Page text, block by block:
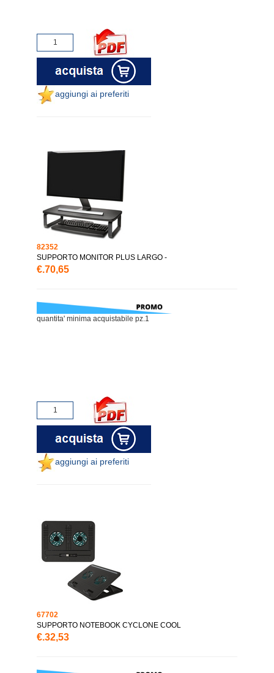
aggiungi ai preferiti
82352
SUPPORTO MONITOR PLUS LARGO -
€.70,65
quantita' minima acquistabile pz.1
aggiungi ai preferiti
67702
SUPPORTO NOTEBOOK CYCLONE COOL
€.32,53